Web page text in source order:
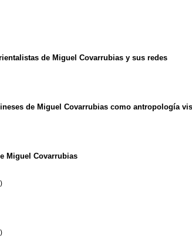
de Miguel Covarrubias y sus redes
de Miguel Covarrubias como antropología
Miguel Covarrubias
)
)